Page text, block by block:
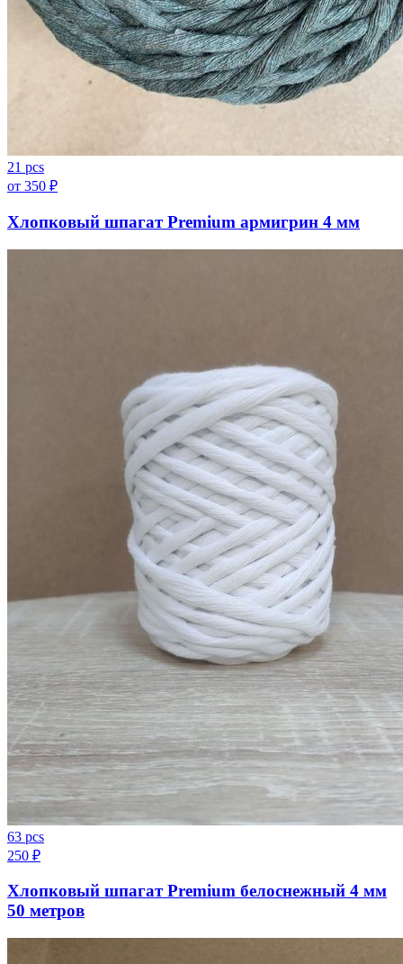
21 pcs
от 350 ₽
Хлопковый шпагат Premium армигрин 4 мм
63 pcs
250 ₽
Хлопковый шпагат Premium белоснежный 4 мм
50 метров